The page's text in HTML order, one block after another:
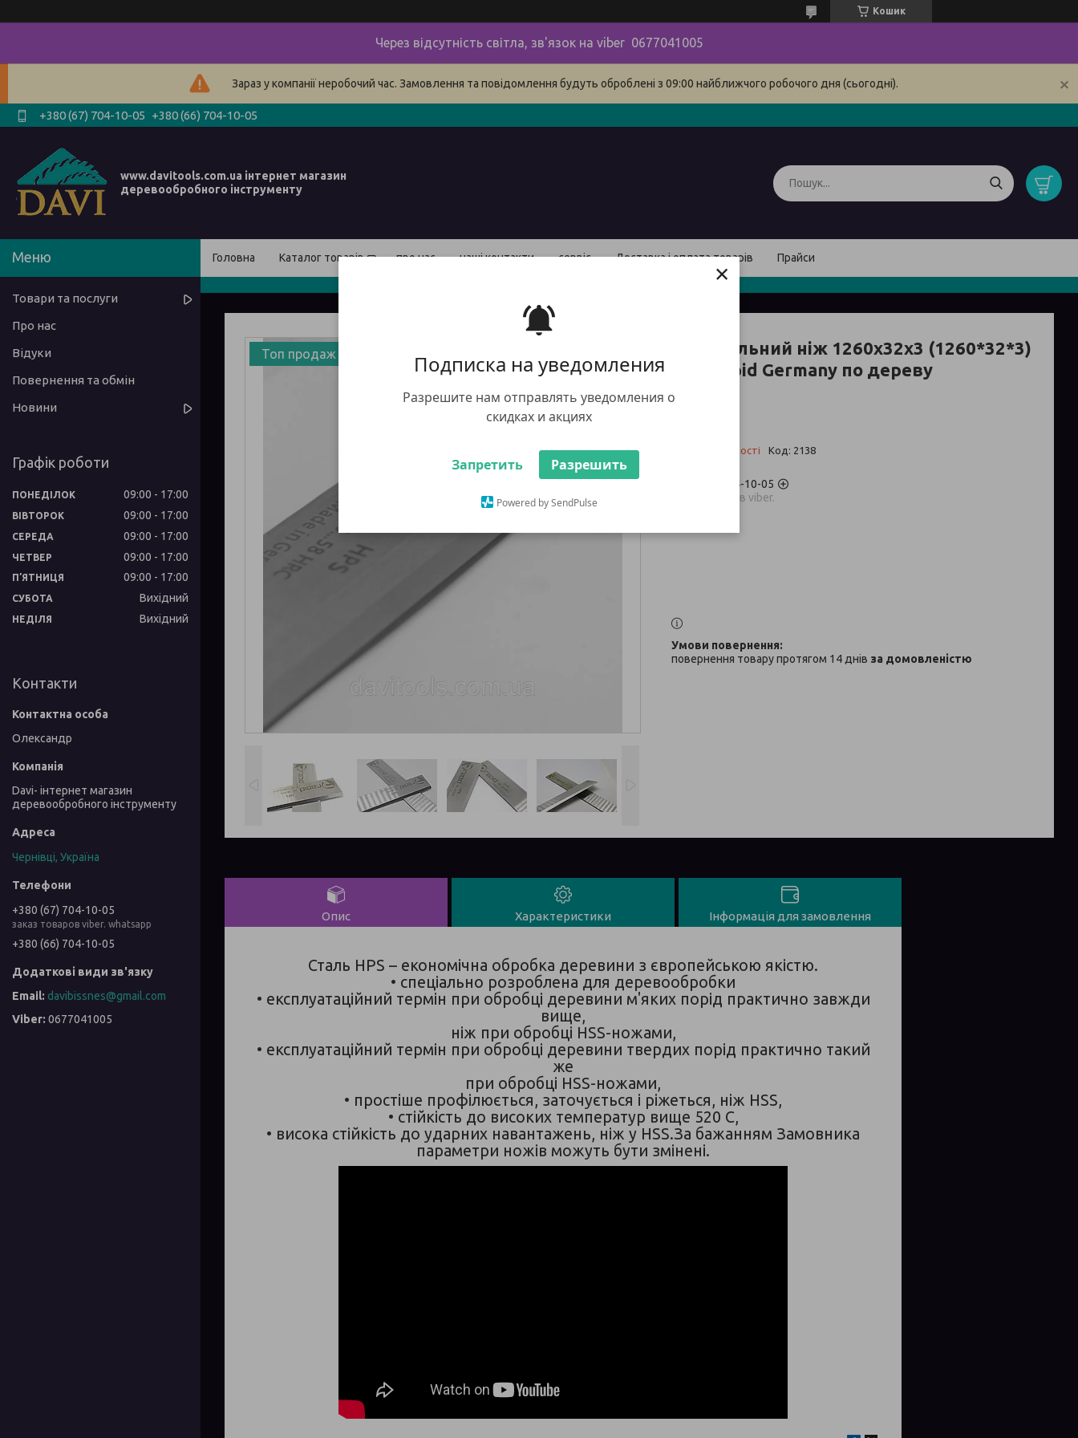
Подписка на уведомления
Разрешите нам отправлять уведомления о
скидках и акциях
Запретить Разрешить
Powered by SendPulse
×
Кошик
Через відсутність світла, зв'язок на viber 0677041005
Зараз у компанії неробочий час. Замовлення та повідомлення будуть оброблені з 09:00 найближчого робочого дня (сьогодні).
+380 (67) 704-10-05 +380 (66) 704-10-05
www.davitools.com.ua інтернет магазин
деревообробного інструменту
Головна Каталог товарів про нас наші контакти сервіс Доставка і оплата товарів Прайси
Топ продаж
Фугувальний ніж 1260х32х3 (1260*32*3)
HPS Rapid Germany по дереву
Немає в наявності Код: 2138
+380 (67) 704-10-05
заказ товаров viber.
повернення товару протягом 14 днів за домовленістю
Опис Характеристики Інформація для замовлення
Сталь HPS – економічна обробка деревини з європейською якістю.
• спеціально розроблена для деревообробки
• експлуатаційний термін при обробці деревини м'яких порід практично завжди
вище,
ніж при обробці HSS-ножами,
• експлуатаційний термін при обробці деревини твердих порід практично такий
же
при обробці HSS-ножами,
• простіше профілюється, заточується і ріжеться, ніж HSS,
• стійкість до високих температур вище 520 С,
• висока стійкість до ударних навантажень, ніж у HSS.За бажанням Замовника
параметри ножів можуть бути змінені.
Товари та послуги
Про нас
Відуки
Повернення та обмін
Новини
Графік роботи
ПОНЕДІЛОК 09:00 17:00
ВІВТОРОК 09:00 17:00
СЕРЕДА 09:00 17:00
ЧЕТВЕР 09:00 17:00
ПʼЯТНИЦЯ 09:00 17:00
СУБОТА Вихідний
НЕДІЛЯ Вихідний
Контакти
Олександр
Davi- інтернет магазин
деревообробного інструменту
Чернівці, Україна
+380 (67) 704-10-05
заказ товаров viber. whatsapp
+380 (66) 704-10-05
davibissnes@gmail.com
0677041005